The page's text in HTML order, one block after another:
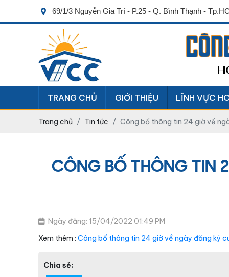
69/1/3 Nguyễn Gia Trí - P.25 - Q. Bình Thạnh -
TRANG CHỦ GIỚI THIỆU LĨNH VỰC
Trang chủ Tin tức Công bố thông tin 24 giờ về
CÔNG BỐ THÔNG TIN
Ngày đăng: 15/04/2022 01:49 PM
Xem thêm : Công bố thông tin 24 giờ về ngày đăng ký
Chia sẻ: